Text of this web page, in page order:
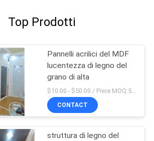
Top Prodotti
Pannelli acrilici del MDF
lucentezza di legno del
grano di alta
$10.00 - $50.00 / Piece MOQ:50 pezzo/pezzi
CONTACT
struttura di legno del